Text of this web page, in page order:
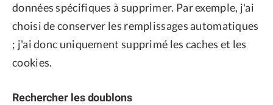
données spécifiques à supprimer. Par exemple, j'ai
choisi de conserver les remplissages automatiques
; j'ai donc uniquement supprimé les caches et les
cookies.
Rechercher les doublons